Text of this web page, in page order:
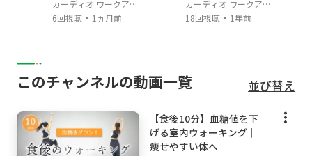
室内ウォーキング
カーディオ ワークアウ
ト / Cardio Workout
6回視聴・ 1ヵ月前
体操で代謝を上げ
カーディオ ワークアウ
ト / Cardio Workout
18回視聴・ 1年前
このチャンネルの動画一覧 並び替え
【食後10分】血糖値を下
げる室内ウォーキング｜
痩せやすい体へ